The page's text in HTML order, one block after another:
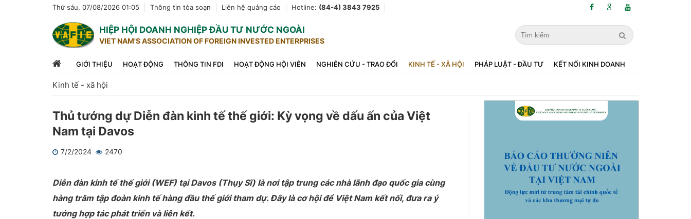
Thứ sáu, 07/08/2026 01:05 Thông tin tòa soạn Liên hệ quảng cáo Hotline: (84-4) 3843 7925
HIỆP HỘI DOANH NGHIỆP ĐẦU TƯ NƯỚC NGOÀI
VIET NAM'S ASSOCIATION OF FOREIGN INVESTED ENTERPRISES
GIỚI THIỆU HOẠT ĐỘNG THÔNG TIN FDI HOẠT ĐỘNG HỘI VIÊN NGHIÊN CỨU - TRAO ĐỔI KINH TẾ - XÃ HỘI PHÁP LUẬT - ĐẦU TƯ KẾT NỐI KINH DOANH
Kinh tế - xã hội
Thủ tướng dự Diễn đàn kinh tế thế giới: Kỳ vọng về dấu ấn của Việt
Nam tại Davos
7/2/2024
2470
Diễn đàn kinh tế thế giới (WEF) tại Davos (Thụy Sĩ) là nơi tập trung các nhà lãnh đạo quốc gia cùng
hàng trăm tập đoàn kinh tế hàng đầu thế giới tham dự. Đây là cơ hội để Việt Nam kết nối, đưa ra ý
tưởng hợp tác phát triển và liên kết.